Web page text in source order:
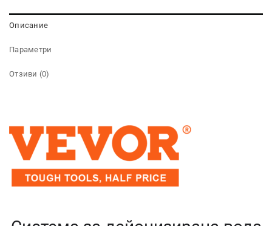
Описание
Параметри
Отзиви (0)